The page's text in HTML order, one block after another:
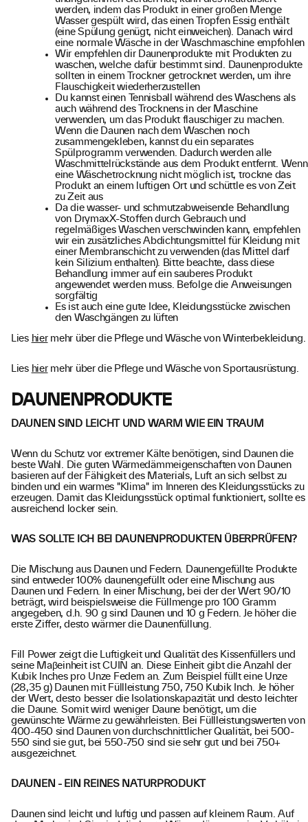
werden, indem das Produkt in einer großen Menge
Wasser gespült wird, das einen Tropfen Essig enthält
(eine Spülung genügt, nicht einweichen). Danach wird
eine normale Wäsche in der Waschmaschine empfohlen
Wir empfehlen dir Daunenprodukte mit Produkten zu
waschen, welche dafür bestimmt sind. Daunenprodukte
sollten in einem Trockner getrocknet werden, um ihre
Flauschigkeit wiederherzustellen
Du kannst einen Tennisball während des Waschens als
auch während des Trocknens in der Maschine
verwenden, um das Produkt flauschiger zu machen.
Wenn die Daunen nach dem Waschen noch
zusammengekleben, kannst du ein separates
Spülprogramm verwenden. Dadurch werden alle
Waschmittelrückstände aus dem Produkt entfernt. Wenn
eine Wäschetrocknung nicht möglich ist, trockne das
Produkt an einem luftigen Ort und schüttle es von Zeit
zu Zeit aus
Da die wasser- und schmutzabweisende Behandlung
von DrymaxX-Stoffen durch Gebrauch und
regelmäßiges Waschen verschwinden kann, empfehlen
wir ein zusätzliches Abdichtungsmittel für Kleidung mit
einer Membranschicht zu verwenden (das Mittel darf
kein Silizium enthalten). Bitte beachte, dass diese
Behandlung immer auf ein sauberes Produkt
angewendet werden muss. Befolge die Anweisungen
sorgfältig
Es ist auch eine gute Idee, Kleidungsstücke zwischen
den Waschgängen zu lüften
Lies hiermehr über die Pflege und Wäsche von Winterbekleidung.
Lies hiermehr über die Pflege und Wäsche von Sportausrüstung.
DAUNENPRODUKTE
DAUNEN SIND LEICHT UND WARM WIE EIN TRAUM
Wenn du Schutz vor extremer Kälte benötigen, sind Daunen die
beste Wahl. Die guten Wärmedämmeigenschaften von Daunen
basieren auf der Fähigkeit des Materials, Luft an sich selbst zu
binden und ein warmes "Klima" im Inneren des Kleidungsstücks zu
erzeugen. Damit das Kleidungsstück optimal funktioniert, sollte es
ausreichend locker sein.
WAS SOLLTE ICH BEI DAUNENPRODUKTEN ÜBERPRÜFEN?
Die Mischung aus Daunen und Federn. Daunengefüllte Produkte
sind entweder 100% daunengefüllt oder eine Mischung aus
Daunen und Federn. In einer Mischung, bei der der Wert 90/10
beträgt, wird beispielsweise die Füllmenge pro 100 Gramm
angegeben, d.h. 90 g sind Daunen und 10 g Federn. Je höher die
erste Ziffer, desto wärmer die Daunenfüllung.
Fill Power zeigt die Luftigkeit und Qualität des Kissenfüllers und
seine Maβeinheit ist CUIN an. Diese Einheit gibt die Anzahl der
Kubik Inches pro Unze Federn an. Zum Beispiel füllt eine Unze
(28,35 g) Daunen mit Füllleistung 750, 750 Kubik Inch. Je höher
der Wert, desto besser die Isolationskapazität und desto leichter
die Daune. Somit wird weniger Daune benötigt, um die
gewünschte Wärme zu gewährleisten. Bei Füllleistungswerten von
400-450 sind Daunen von durchschnittlicher Qualität, bei 500-
550 sind sie gut, bei 550-750 sind sie sehr gut und bei 750+
ausgezeichnet.
DAUNEN - EIN REINES NATURPRODUKT
Daunen sind leicht und luftig und passen auf kleinem Raum. Auf